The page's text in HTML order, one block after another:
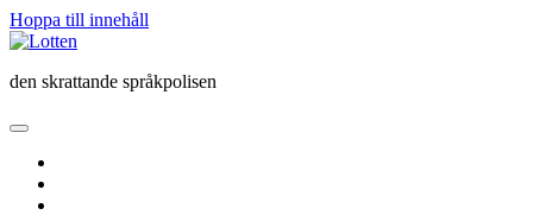
Hoppa till innehåll
Lotten
den skrattande språkpolisen
öppna
meny